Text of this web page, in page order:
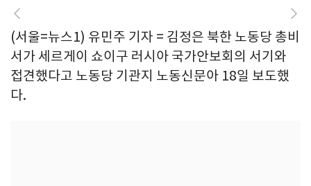
(서울=뉴스1) 유민주 기자 = 김정은 북한 노동당 총비
서가 세르게이 쇼이구 러시아 국가안보회의 서기와
접견했다고 노동당 기관지 노동신문아 18일 보도했
다.